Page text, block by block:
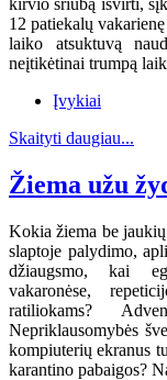
12 patiekalų
laiko atsuktuvą
neįtikėtinai trumpą
Įvykiai
Skaityti daugiau...
Žiema užu
Kokia žiema be
slaptoje palydimo,
džiaugsmo, kai
vakaronėse,
ratiliokams?
Nepriklausomybės
kompiuterių ekranus
karantino pabaigos?